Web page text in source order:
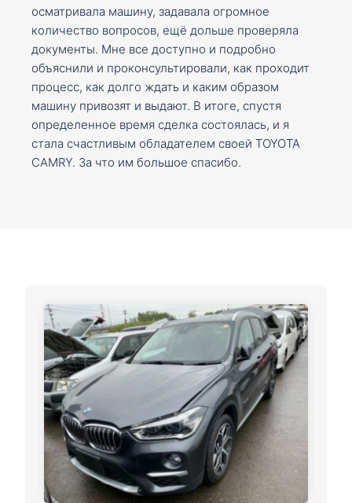
осматривала машину, задавала огромное
количество вопросов, ещё дольше проверяла
документы. Мне все доступно и подробно
объяснили и проконсультировали, как проходит
процесс, как долго ждать и каким образом
машину привозят и выдают. В итоге, спустя
определенное время сделка состоялась, и я
стала счастливым обладателем своей TOYOTA
CAMRY. За что им большое спасибо.